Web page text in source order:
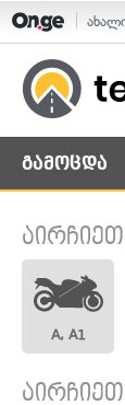
გამოცდა
A, A1